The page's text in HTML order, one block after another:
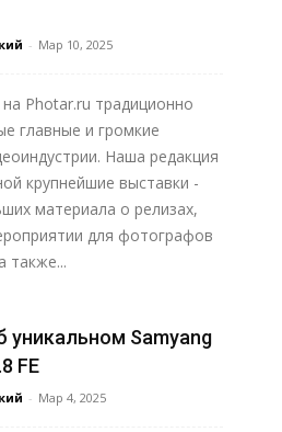
- Мар 10, 2025
Photar.ru традиционно
главные и громкие
Наша редакция
крупнейшие выставки -
материала о релизах,
для фотографов
также...
уникальном Samyang
FE
- Мар 4, 2025